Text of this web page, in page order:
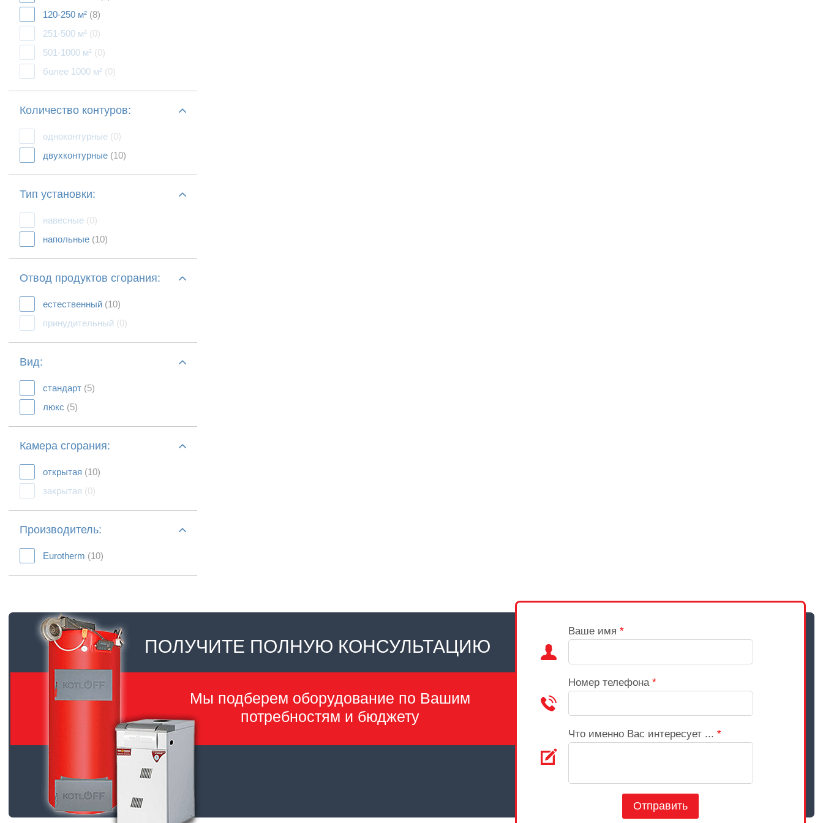
120-250 м² (8)
251-500 м² (0)
501-1000 м² (0)
более 1000 м² (0)
Количество контуров:
одноконтурные (0)
двухконтурные (10)
Тип установки:
навесные (0)
напольные (10)
Отвод продуктов сгорания:
естественный (10)
принудительный (0)
Вид:
стандарт (5)
люкс (5)
Камера сгорания:
открытая (10)
закрытая (0)
Производитель:
Eurotherm (10)
ПОЛУЧИТЕ ПОЛНУЮ КОНСУЛЬТАЦИЮ
Мы подберем оборудование по Вашим
потребностям и бюджету
Ваше имя *
Номер телефона *
Что именно Вас интересует ... *
Отправить